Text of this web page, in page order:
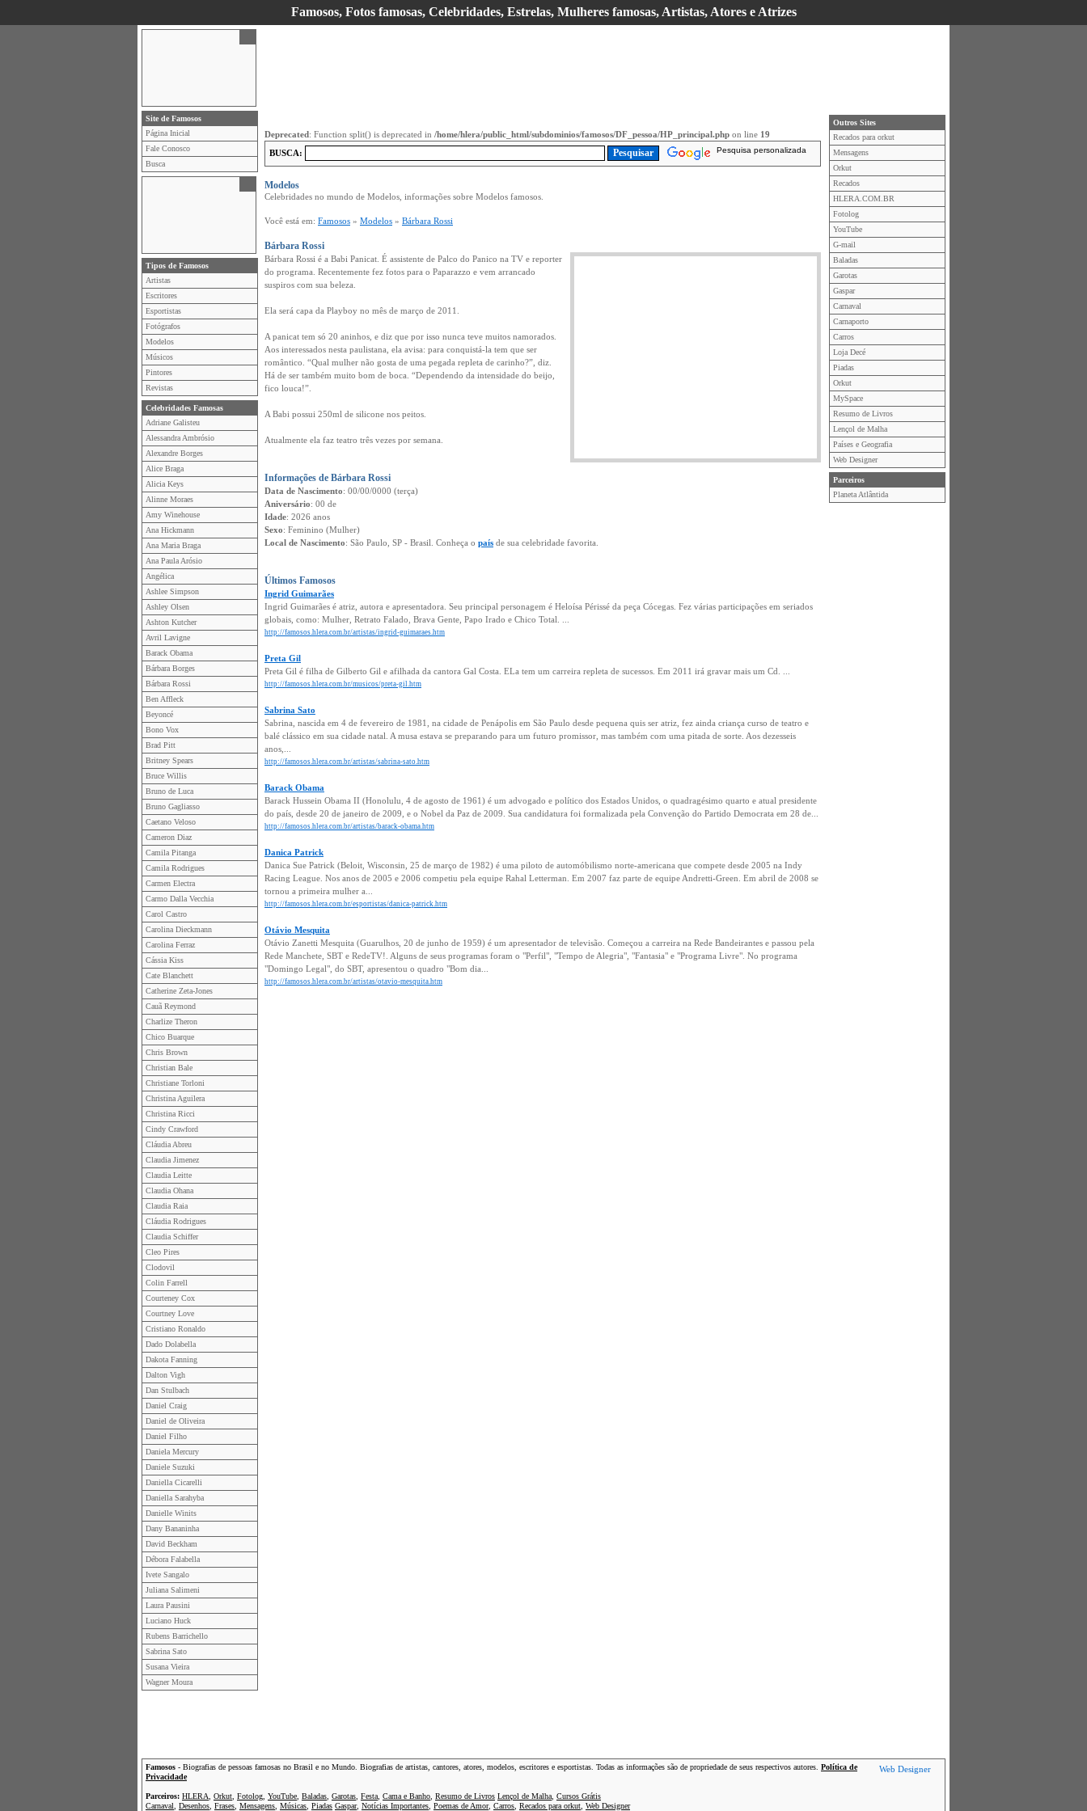
Famosos, Fotos famosas, Celebridades, Estrelas, Mulheres famosas, Artistas, Atores e Atrizes
Site de Famosos
Página Inicial
Fale Conosco
Busca
Tipos de Famosos
Artistas
Escritores
Esportistas
Fotógrafos
Modelos
Músicos
Pintores
Revistas
Celebridades Famosas
Adriane Galisteu
Alessandra Ambrósio
Alexandre Borges
Alice Braga
Alicia Keys
Alinne Moraes
Amy Winehouse
Ana Hickmann
Ana Maria Braga
Ana Paula Arósio
Angélica
Ashlee Simpson
Ashley Olsen
Ashton Kutcher
Avril Lavigne
Barack Obama
Bárbara Borges
Bárbara Rossi
Ben Affleck
Beyoncé
Bono Vox
Brad Pitt
Britney Spears
Bruce Willis
Bruno de Luca
Bruno Gagliasso
Caetano Veloso
Cameron Diaz
Camila Pitanga
Camila Rodrigues
Carmen Electra
Carmo Dalla Vecchia
Carol Castro
Carolina Dieckmann
Carolina Ferraz
Cássia Kiss
Cate Blanchett
Catherine Zeta-Jones
Cauã Reymond
Charlize Theron
Chico Buarque
Chris Brown
Christian Bale
Christiane Torloni
Christina Aguilera
Christina Ricci
Cindy Crawford
Cláudia Abreu
Claudia Jimenez
Claudia Leitte
Claudia Ohana
Claudia Raia
Cláudia Rodrigues
Claudia Schiffer
Cleo Pires
Clodovil
Colin Farrell
Courteney Cox
Courtney Love
Cristiano Ronaldo
Dado Dolabella
Dakota Fanning
Dalton Vigh
Dan Stulbach
Daniel Craig
Daniel de Oliveira
Daniel Filho
Daniela Mercury
Daniele Suzuki
Daniella Cicarelli
Daniella Sarahyba
Danielle Winits
Dany Bananinha
David Beckham
Débora Falabella
Ivete Sangalo
Juliana Salimeni
Laura Pausini
Luciano Huck
Rubens Barrichello
Sabrina Sato
Susana Vieira
Wagner Moura
Deprecated: Function split() is deprecated in /home/hlera/public_html/subdominios/famosos/DF_pessoa/HP_principal.php on line 19
BUSCA:
Pesquisa personalizada
Modelos
Celebridades no mundo de Modelos, informações sobre Modelos famosos.
Você está em: Famosos » Modelos » Bárbara Rossi
Bárbara Rossi
Bárbara Rossi é a Babi Panicat. É assistente de Palco do Panico na TV e reporter
do programa. Recentemente fez fotos para o Paparazzo e vem arrancado
suspiros com sua beleza.
Ela será capa da Playboy no mês de março de 2011.
A panicat tem só 20 aninhos, e diz que por isso nunca teve muitos namorados.
Aos interessados nesta paulistana, ela avisa: para conquistá-la tem que ser
romântico. “Qual mulher não gosta de uma pegada repleta de carinho?”, diz.
Há de ser também muito bom de boca. “Dependendo da intensidade do beijo,
fico louca!”.
A Babi possui 250ml de silicone nos peitos.
Atualmente ela faz teatro três vezes por semana.
Informações de Bárbara Rossi
Data de Nascimento: 00/00/0000 (terça)
Aniversário: 00 de
Idade: 2026 anos
Sexo: Feminino (Mulher)
Local de Nascimento: São Paulo, SP - Brasil. Conheça o país de sua celebridade favorita.
Últimos Famosos
Ingrid Guimarães
Ingrid Guimarães é atriz, autora e apresentadora. Seu principal personagem é Heloísa Périssé da peça Cócegas. Fez várias participações em seriados
globais, como: Mulher, Retrato Falado, Brava Gente, Papo Irado e Chico Total. ...
http://famosos.hlera.com.br/artistas/ingrid-guimaraes.htm
Preta Gil
Preta Gil é filha de Gilberto Gil e afilhada da cantora Gal Costa. ELa tem um carreira repleta de sucessos. Em 2011 irá gravar mais um Cd. ...
http://famosos.hlera.com.br/musicos/preta-gil.htm
Sabrina Sato
Sabrina, nascida em 4 de fevereiro de 1981, na cidade de Penápolis em São Paulo desde pequena quis ser atriz, fez ainda criança curso de teatro e
balé clássico em sua cidade natal. A musa estava se preparando para um futuro promissor, mas também com uma pitada de sorte. Aos dezesseis
anos,...
http://famosos.hlera.com.br/artistas/sabrina-sato.htm
Barack Obama
Barack Hussein Obama II (Honolulu, 4 de agosto de 1961) é um advogado e político dos Estados Unidos, o quadragésimo quarto e atual presidente
do país, desde 20 de janeiro de 2009, e o Nobel da Paz de 2009. Sua candidatura foi formalizada pela Convenção do Partido Democrata em 28 de...
http://famosos.hlera.com.br/artistas/barack-obama.htm
Danica Patrick
Danica Sue Patrick (Beloit, Wisconsin, 25 de março de 1982) é uma piloto de automóbilismo norte-americana que compete desde 2005 na Indy
Racing League. Nos anos de 2005 e 2006 competiu pela equipe Rahal Letterman. Em 2007 faz parte de equipe Andretti-Green. Em abril de 2008 se
tornou a primeira mulher a...
http://famosos.hlera.com.br/esportistas/danica-patrick.htm
Otávio Mesquita
Otávio Zanetti Mesquita (Guarulhos, 20 de junho de 1959) é um apresentador de televisão. Começou a carreira na Rede Bandeirantes e passou pela
Rede Manchete, SBT e RedeTV!. Alguns de seus programas foram o "Perfil", "Tempo de Alegria", "Fantasia" e "Programa Livre". No programa
"Domingo Legal", do SBT, apresentou o quadro "Bom dia...
http://famosos.hlera.com.br/artistas/otavio-mesquita.htm
Outros Sites
Recados para orkut
Mensagens
Orkut
Recados
HLERA.COM.BR
Fotolog
YouTube
G-mail
Baladas
Garotas
Gaspar
Carnaval
Carnaporto
Carros
Loja Decé
Piadas
Orkut
MySpace
Resumo de Livros
Lençol de Malha
Países e Geografia
Web Designer
Parceiros
Planeta Atlântida
Famosos - Biografias de pessoas famosas no Brasil e no Mundo. Biografias de artistas, cantores, atores, modelos, escritores e esportistas. Todas as informações são de propriedade de seus respectivos autores. Política de
Privacidade
Parceiros: HLERA Orkut Fotolog YouTube Baladas Garotas Festa Cama e Banho Resumo de Livros Lençol de Malha Cursos Grátis
Carnaval
Desenhos Frases Mensagens Músicas Piadas Gaspar, Notícias Importantes Poemas de Amor, Carros Recados para orkut Web Designer